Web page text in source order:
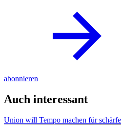
abonnieren
Auch interessant
Union will Tempo machen für